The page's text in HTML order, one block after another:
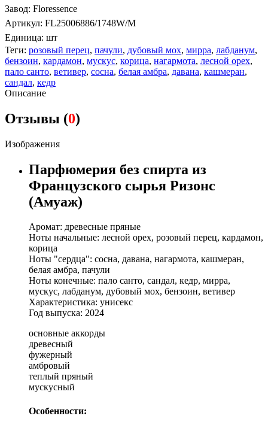
Завод: Floressence
Артикул: FL25006886/1748W/M
Единица: шт
Теги: розовый перец, пачули, дубовый мох, мирра, лабданум,
бензоин, кардамон, мускус, корица, нагармота, лесной орех,
пало санто, ветивер, сосна, белая амбра, давана, кашмеран,
сандал, кедр
Описание
Отзывы (0)
Изображения
Парфюмерия без спирта из
Французского сырья Ризонс
(Амуаж)
Аромат: древесные пряные
Ноты начальные: лесной орех, розовый перец, кардамон,
корица
Ноты "сердца": сосна, давана, нагармота, кашмеран,
белая амбра, пачули
Ноты конечные: пало санто, сандал, кедр, мирра,
мускус, лабданум, дубовый мох, бензоин, ветивер
Характеристика: унисекс
Год выпуска: 2024
основные аккорды
древесный
фужерный
амбровый
теплый пряный
мускусный
Особенности: